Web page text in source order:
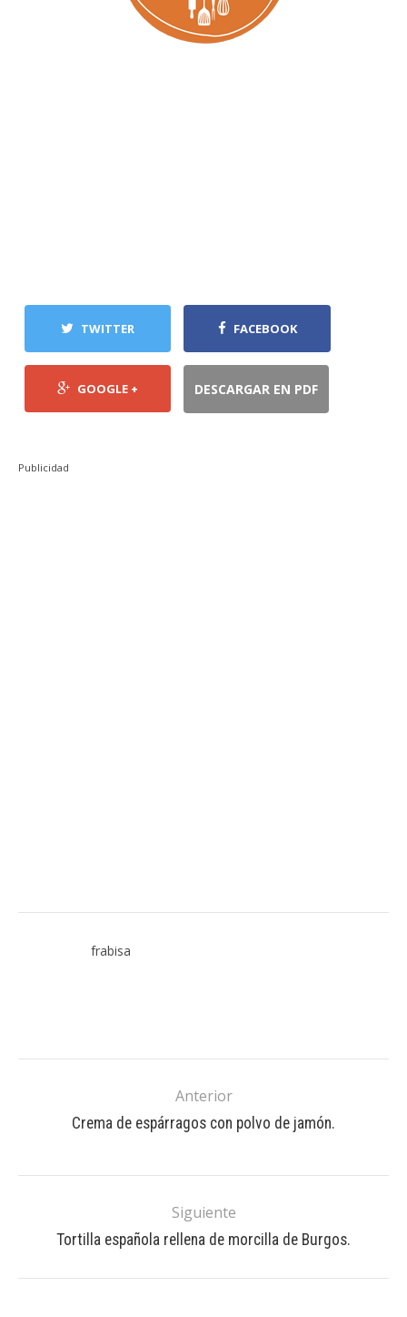
TWITTER FACEBOOK
GOOGLE + DESCARGAR EN PDF
Publicidad
frabisa
Anterior
Crema de espárragos con polvo de jamón.
Siguiente
Tortilla española rellena de morcilla de Burgos.